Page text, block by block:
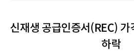
신재생 공급인증서(REC) 가
하락